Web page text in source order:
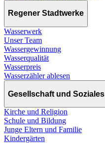
Regener Stadtwerke
Wasserwerk
Unser Team
Wassergewinnung
Wasserqualität
Wasserpreis
Wasserzähler ablesen
Gesellschaft und Soziales
Kirche und Religion
Schule und Bildung
Junge Eltern und Familie
Kindergärten